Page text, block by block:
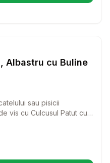
Paturi si Perne Pisici
Albastru cu Buline
sau pisicii
vis cu Culcusul Patut cu
strop de stil in casa